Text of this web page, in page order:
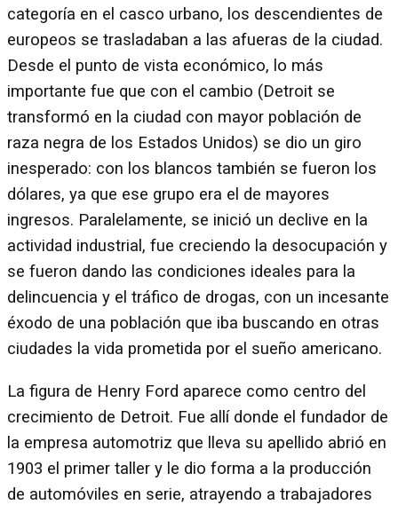
categoría en el casco urbano, los descendientes de
europeos se trasladaban a las afueras de la ciudad.
Desde el punto de vista económico, lo más
importante fue que con el cambio (Detroit se
transformó en la ciudad con mayor población de
raza negra de los Estados Unidos) se dio un giro
inesperado: con los blancos también se fueron los
dólares, ya que ese grupo era el de mayores
ingresos. Paralelamente, se inició un declive en la
actividad industrial, fue creciendo la desocupación y
se fueron dando las condiciones ideales para la
delincuencia y el tráfico de drogas, con un incesante
éxodo de una población que iba buscando en otras
ciudades la vida prometida por el sueño americano.
La figura de Henry Ford aparece como centro del
crecimiento de Detroit. Fue allí donde el fundador de
la empresa automotriz que lleva su apellido abrió en
1903 el primer taller y le dio forma a la producción
de automóviles en serie, atrayendo a trabajadores